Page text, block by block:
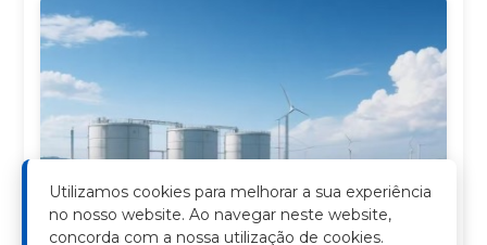
Utilizamos cookies para melhorar a sua experiência
no nosso website. Ao navegar neste website,
concorda com a nossa utilização de cookies.